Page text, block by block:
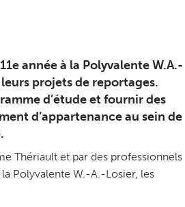
année à la Polyvalente W.A.-
projets de reportages.
d’étude et fournir des
d’appartenance au sein de
Thériault et par des professionnels
Polyvalente W.-A.-Losier, les